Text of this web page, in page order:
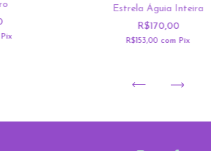
Pix
Estrela Águia Inteira
R$170,00
R$153,00 com Pix